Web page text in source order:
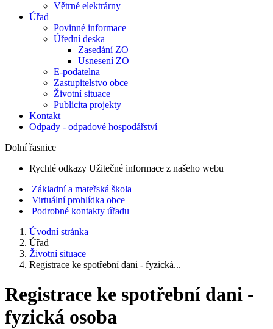
Větrné elektrárny
Úřad
Povinné informace
Úřední deska
Zasedání ZO
Usnesení ZO
E-podatelna
Zastupitelstvo obce
Životní situace
Publicita projekty
Kontakt
Odpady - odpadové hospodářství
Dolní řasnice
Rychlé odkazy Užitečné informace z našeho webu
Základní a mateřská škola
Virtuální prohlídka obce
Podrobné kontakty úřadu
Úvodní stránka
Úřad
Životní situace
Registrace ke spotřební dani - fyzická...
Registrace ke spotřební dani -
fyzická osoba